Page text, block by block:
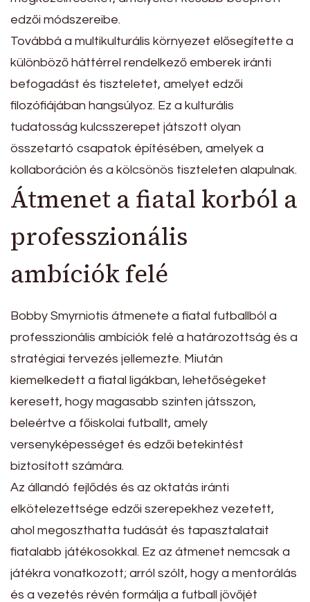
edzői módszereibe.
Továbbá a multikulturális környezet elősegítette a
különböző háttérrel rendelkező emberek iránti
befogadást és tiszteletet, amelyet edzői
filozófiájában hangsúlyoz. Ez a kulturális
tudatosság kulcsszerepet játszott olyan
összetartó csapatok építésében, amelyek a
kollaboráción és a kölcsönös tiszteleten alapulnak.
Átmenet a fiatal korból a
professzionális
ambíciók felé
Bobby Smyrniotis átmenete a fiatal futballból a
professzionális ambíciók felé a határozottság és a
stratégiai tervezés jellemezte. Miután
kiemelkedett a fiatal ligákban, lehetőségeket
keresett, hogy magasabb szinten játsszon,
beleértve a főiskolai futballt, amely
versenyképességet és edzői betekintést
biztosított számára.
Az állandó fejlődés és az oktatás iránti
elkötelezettsége edzői szerepekhez vezetett,
ahol megoszthatta tudását és tapasztalatait
fiatalabb játékosokkal. Ez az átmenet nemcsak a
játékra vonatkozott; arról szólt, hogy a mentorálás
és a vezetés révén formálja a futball jövőjét